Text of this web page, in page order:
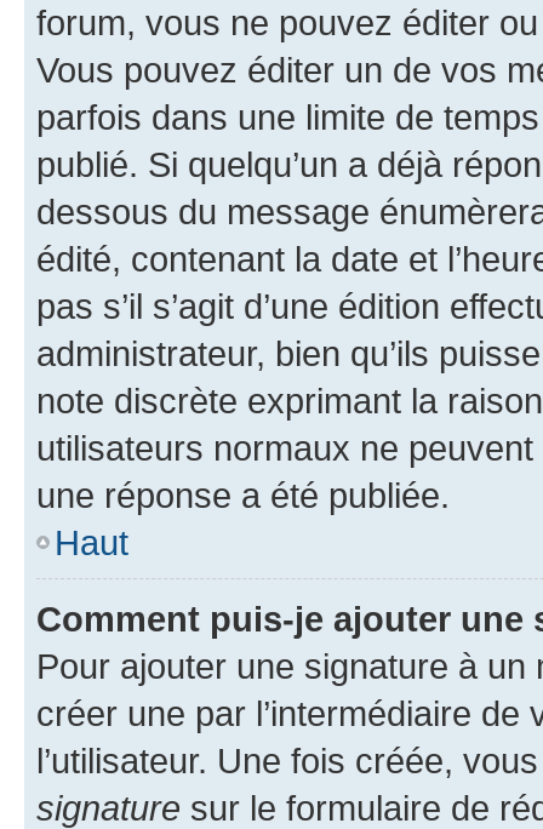
forum, vous ne pouvez éditer
Vous pouvez éditer un de vos
parfois dans une limite de
publié. Si quelqu’un a déjà
dessous du message
édité, contenant la date et
pas s’il s’agit d’une édition
administrateur, bien qu’ils
note discrète exprimant la
utilisateurs normaux ne
une réponse a été publiée.
Haut
Comment puis-je ajouter une
Pour ajouter une signature à un
créer une par l’intermédiaire
l’utilisateur. Une fois créée,
signature sur le formulaire de